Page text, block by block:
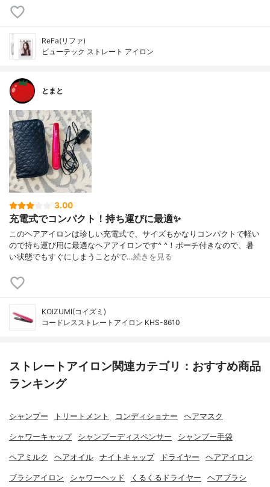
ReFa(リファ)
ビューテック ストレート アイロン
とまと
3.00
充電式でコンパクト！持ち運びに最適✨
このヘアアイロンは珍しい充電式で、サイズもかなりコンパクトで軽い
ので持ち運び用に最適なヘアアイロンです^ ^！ポーチ付きなので、暑
い状態でもすぐにしまうことがで…続きを見る
KOIZUMI(コイズミ)
コードレスストレートアイロン KHS-8610
ストレートアイロン関連カテゴリ：おすすめ商品
ランキング
シャンプー トリートメント コンディショナー ヘアマスク
シャワーキャップ シャンプーディスペンサー シャンプー手袋
ヘアミルク ヘアオイル ナイトキャップ ドライヤー ヘアアイロン
ブラシアイロン シャワーヘッド くるくるドライヤー ヘアブラシ